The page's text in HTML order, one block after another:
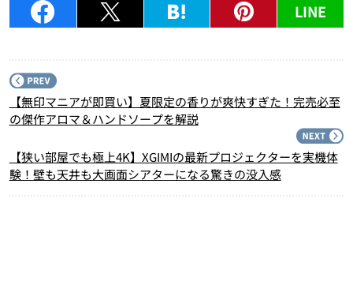
LINE
【無印マニアが即買い】夏限定の香りが爽快すぎた！完売必至
の傑作アロマ＆ハンドソープを解説
【狭い部屋でも極上4K】XGIMIの最新プロジェクターを実機体
験！壁も天井も大画面シアターになる驚きの没入感